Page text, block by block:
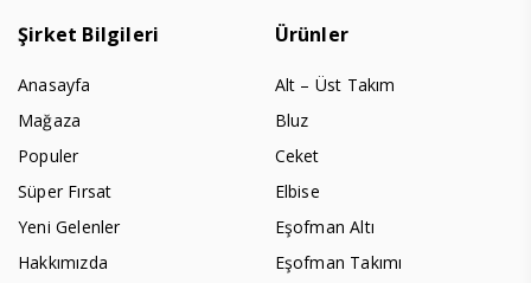
Şirket Bilgileri
Anasayfa
Mağaza
Populer
Süper Fırsat
Yeni Gelenler
Hakkımızda
Ürünler
Alt – Üst Takım
Bluz
Ceket
Elbise
Eşofman Altı
Eşofman Takımı